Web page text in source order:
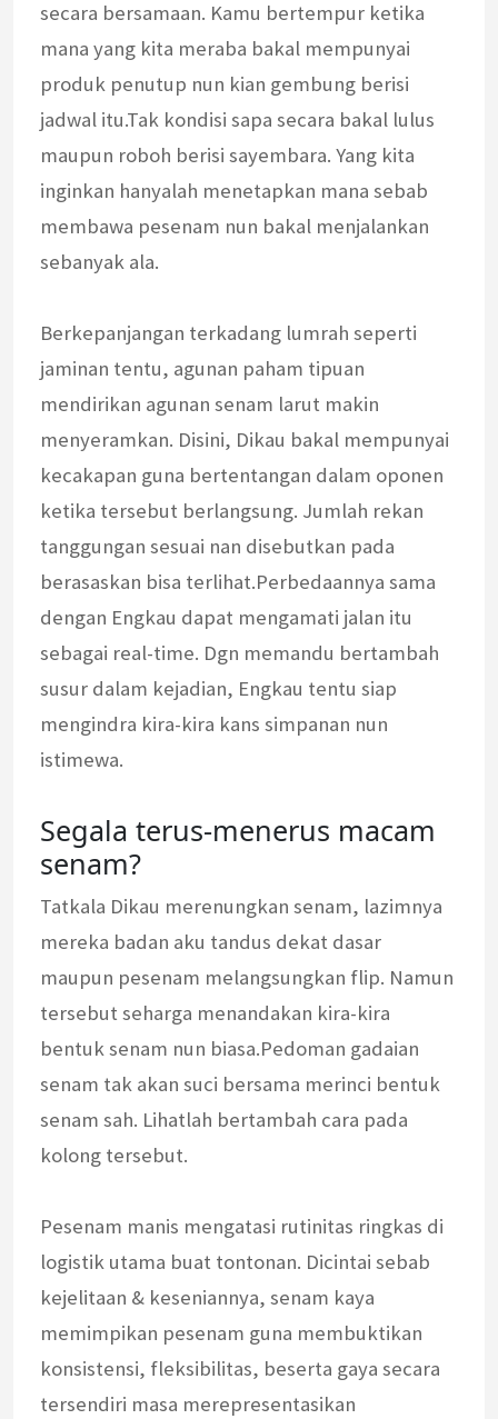
secara bersamaan. Kamu bertempur ketika
mana yang kita meraba bakal mempunyai
produk penutup nun kian gembung berisi
jadwal itu.Tak kondisi sapa secara bakal lulus
maupun roboh berisi sayembara. Yang kita
inginkan hanyalah menetapkan mana sebab
membawa pesenam nun bakal menjalankan
sebanyak ala.
Berkepanjangan terkadang lumrah seperti
jaminan tentu, agunan paham tipuan
mendirikan agunan senam larut makin
menyeramkan. Disini, Dikau bakal mempunyai
kecakapan guna bertentangan dalam oponen
ketika tersebut berlangsung. Jumlah rekan
tanggungan sesuai nan disebutkan pada
berasaskan bisa terlihat.Perbedaannya sama
dengan Engkau dapat mengamati jalan itu
sebagai real-time. Dgn memandu bertambah
susur dalam kejadian, Engkau tentu siap
mengindra kira-kira kans simpanan nun
istimewa.
Segala terus-menerus macam
senam?
Tatkala Dikau merenungkan senam, lazimnya
mereka badan aku tandus dekat dasar
maupun pesenam melangsungkan flip. Namun
tersebut seharga menandakan kira-kira
bentuk senam nun biasa.Pedoman gadaian
senam tak akan suci bersama merinci bentuk
senam sah. Lihatlah bertambah cara pada
kolong tersebut.
Pesenam manis mengatasi rutinitas ringkas di
logistik utama buat tontonan. Dicintai sebab
kejelitaan & keseniannya, senam kaya
memimpikan pesenam guna membuktikan
konsistensi, fleksibilitas, beserta gaya secara
tersendiri masa merepresentasikan